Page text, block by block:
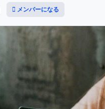
メンバーになる